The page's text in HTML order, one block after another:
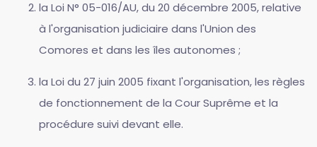
la Loi N° 05-016/AU, du 20 décembre 2005, relative
à l'organisation judiciaire dans l'Union des
Comores et dans les îles autonomes ;
la Loi du 27 juin 2005 fixant l'organisation, les règles
de fonctionnement de la Cour Suprême et la
procédure suivi devant elle.